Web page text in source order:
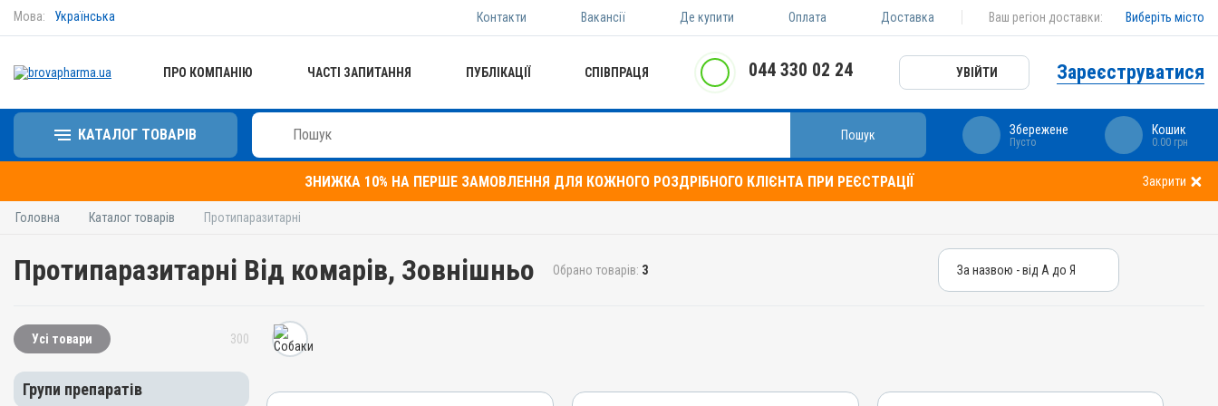
Мова: Українська Контакти Вакансії Де купити Оплата Доставка Ваш регіон доставки: Виберіть місто
ПРО КОМПАНІЮ ЧАСТІ ЗАПИТАННЯ ПУБЛІКАЦІЇ СПІВПРАЦЯ 044 330 02 24 УВІЙТИ Зареєструватися
КАТАЛОГ ТОВАРІВ Пошук Збережене
Пусто
Кошик
0.00 грн
ЗНИЖКА 10% НА ПЕРШЕ ЗАМОВЛЕННЯ ДЛЯ КОЖНОГО РОЗДРІБНОГО КЛІЄНТА ПРИ РЕЄСТРАЦІЇ Закрити
Головна Каталог товарів Протипаразитарні
Протипаразитарні Від комарів, Зовнішньо Обрано товарів: 3 За назвою - від А до Я
Усі товари 300
Групи препаратів